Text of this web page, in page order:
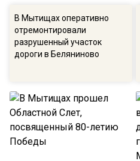
В Мытищах оперативно
отремонтировали
разрушенный участок
дороги в Беляниново